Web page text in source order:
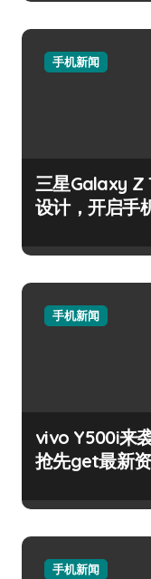
手机新闻
三星Galaxy Z
设计，开启手
手机新闻
vivo Y500i来
抢先get最新资
手机新闻